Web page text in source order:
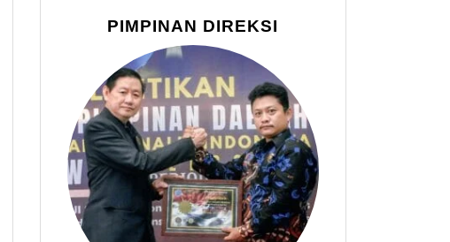
PIMPINAN DIREKSI